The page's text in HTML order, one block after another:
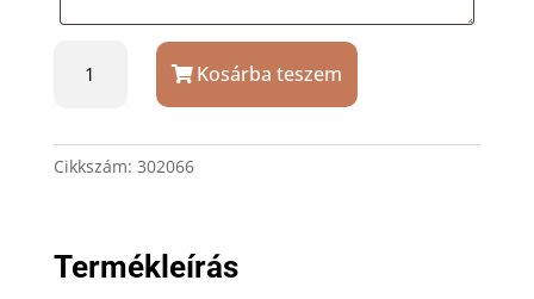
fakanál
mennyiség
Kosárba teszem
Cikkszám: 302066
Termékleírás